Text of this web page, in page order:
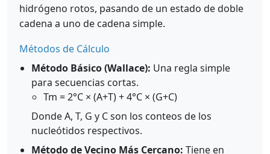
hidrógeno rotos, pasando de un estado de doble
cadena a uno de cadena simple.
Métodos de Cálculo
Método Básico (Wallace): Una regla simple
para secuencias cortas.
Tm = 2°C × (A+T) + 4°C × (G+C)
Donde A, T, G y C son los conteos de los
nucleótidos respectivos.
Método de Vecino Más Cercano: Tiene en